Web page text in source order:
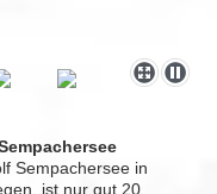
Sempachersee in
ist nur gut 20